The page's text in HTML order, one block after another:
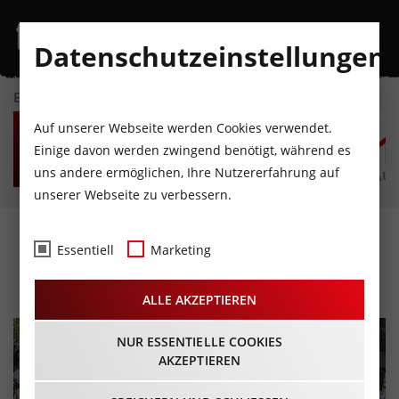
EVENTKALENDER
FR
7
AUGUST
SA
8
AUGUST
SO
9
AUGUST
MO
10
AUGUST
DI
11
AUGUST
Lowa Trail Trophy
14.05.2026 - Beginn 09:00 Uhr
Datenschutzeinstellungen
Auf unserer Webseite werden Cookies verwendet.
Einige davon werden zwingend benötigt, während es
uns andere ermöglichen, Ihre Nutzererfahrung auf
unserer Webseite zu verbessern.
Essentiell Marketing
ALLE AKZEPTIEREN
NUR ESSENTIELLE COOKIES
AKZEPTIEREN